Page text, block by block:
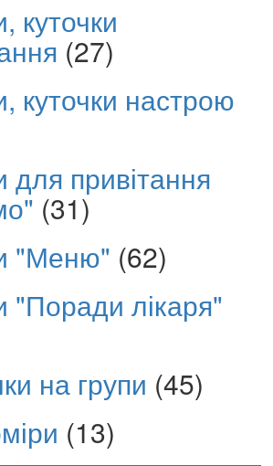
куточки
(27)
куточки настрою
для привітання
(31)
"Меню" (62)
"Поради лікаря"
на групи (45)
(13)